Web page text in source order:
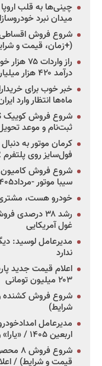
میدان نبرد
(+زمان، قیمت و
درآمد ۴۲۰ هزار میلیاردی دولت؟
خبر خوب برای
ماه‌ها انتظار وارد
ثبت‌نام و موعد
فول‌سایز روی پلتفرم KP2
شروع فروش کامیون
سیبا موتور -مرداد۱۴۰۵ (+قیمت و شرایط)
خودرو هست، مشتری
رشد ۳۸
غول آمریکایی
مدیرعامل لوسید:
ندارد
۲۰۳ میلیون تومانی
شرایط)
اربعین ۱۴۰۵ / «یارا» و هوش مصنوعی به خدمت زائران آمد
قیمت و شرایط) / اعلام